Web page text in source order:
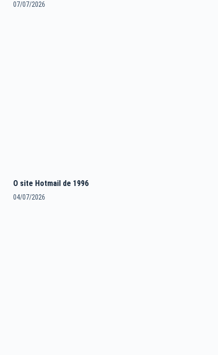
07/07/2026
O site Hotmail de 1996
04/07/2026